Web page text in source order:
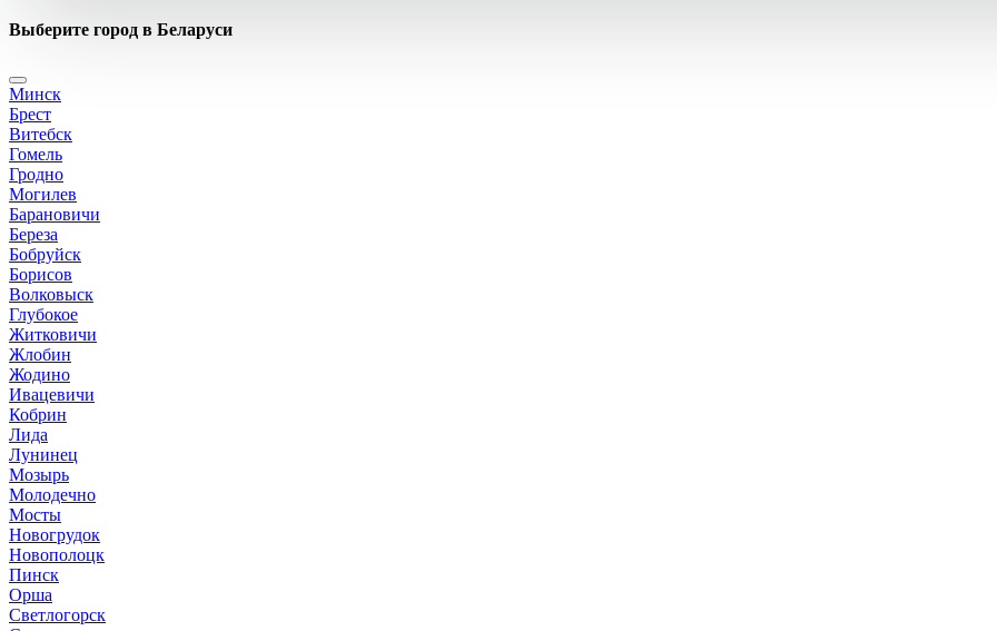
стекла
стеклоочистители
топливная система
тормозная система
трансмиссия
электрика
Выберите город в Беларуси
Минск
Брест
Витебск
Гомель
Гродно
Могилев
Барановичи
Береза
Бобруйск
Борисов
Волковыск
Глубокое
Житковичи
Жлобин
Жодино
Ивацевичи
Кобрин
Лида
Лунинец
Мозырь
Молодечно
Мосты
Новогрудок
Новополоцк
Пинск
Орша
Светлогорск